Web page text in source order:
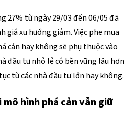
27% từ ngày 29/03 đến 06/05 đã
xu hướng giảm. Việc phe mua
cản hay không sẽ phụ thuộc vào
đầu tư nhỏ lẻ có bền vững lâu hơn
từ các nhà đầu tư lớn hay không.
hình phá cản vẫn giữ